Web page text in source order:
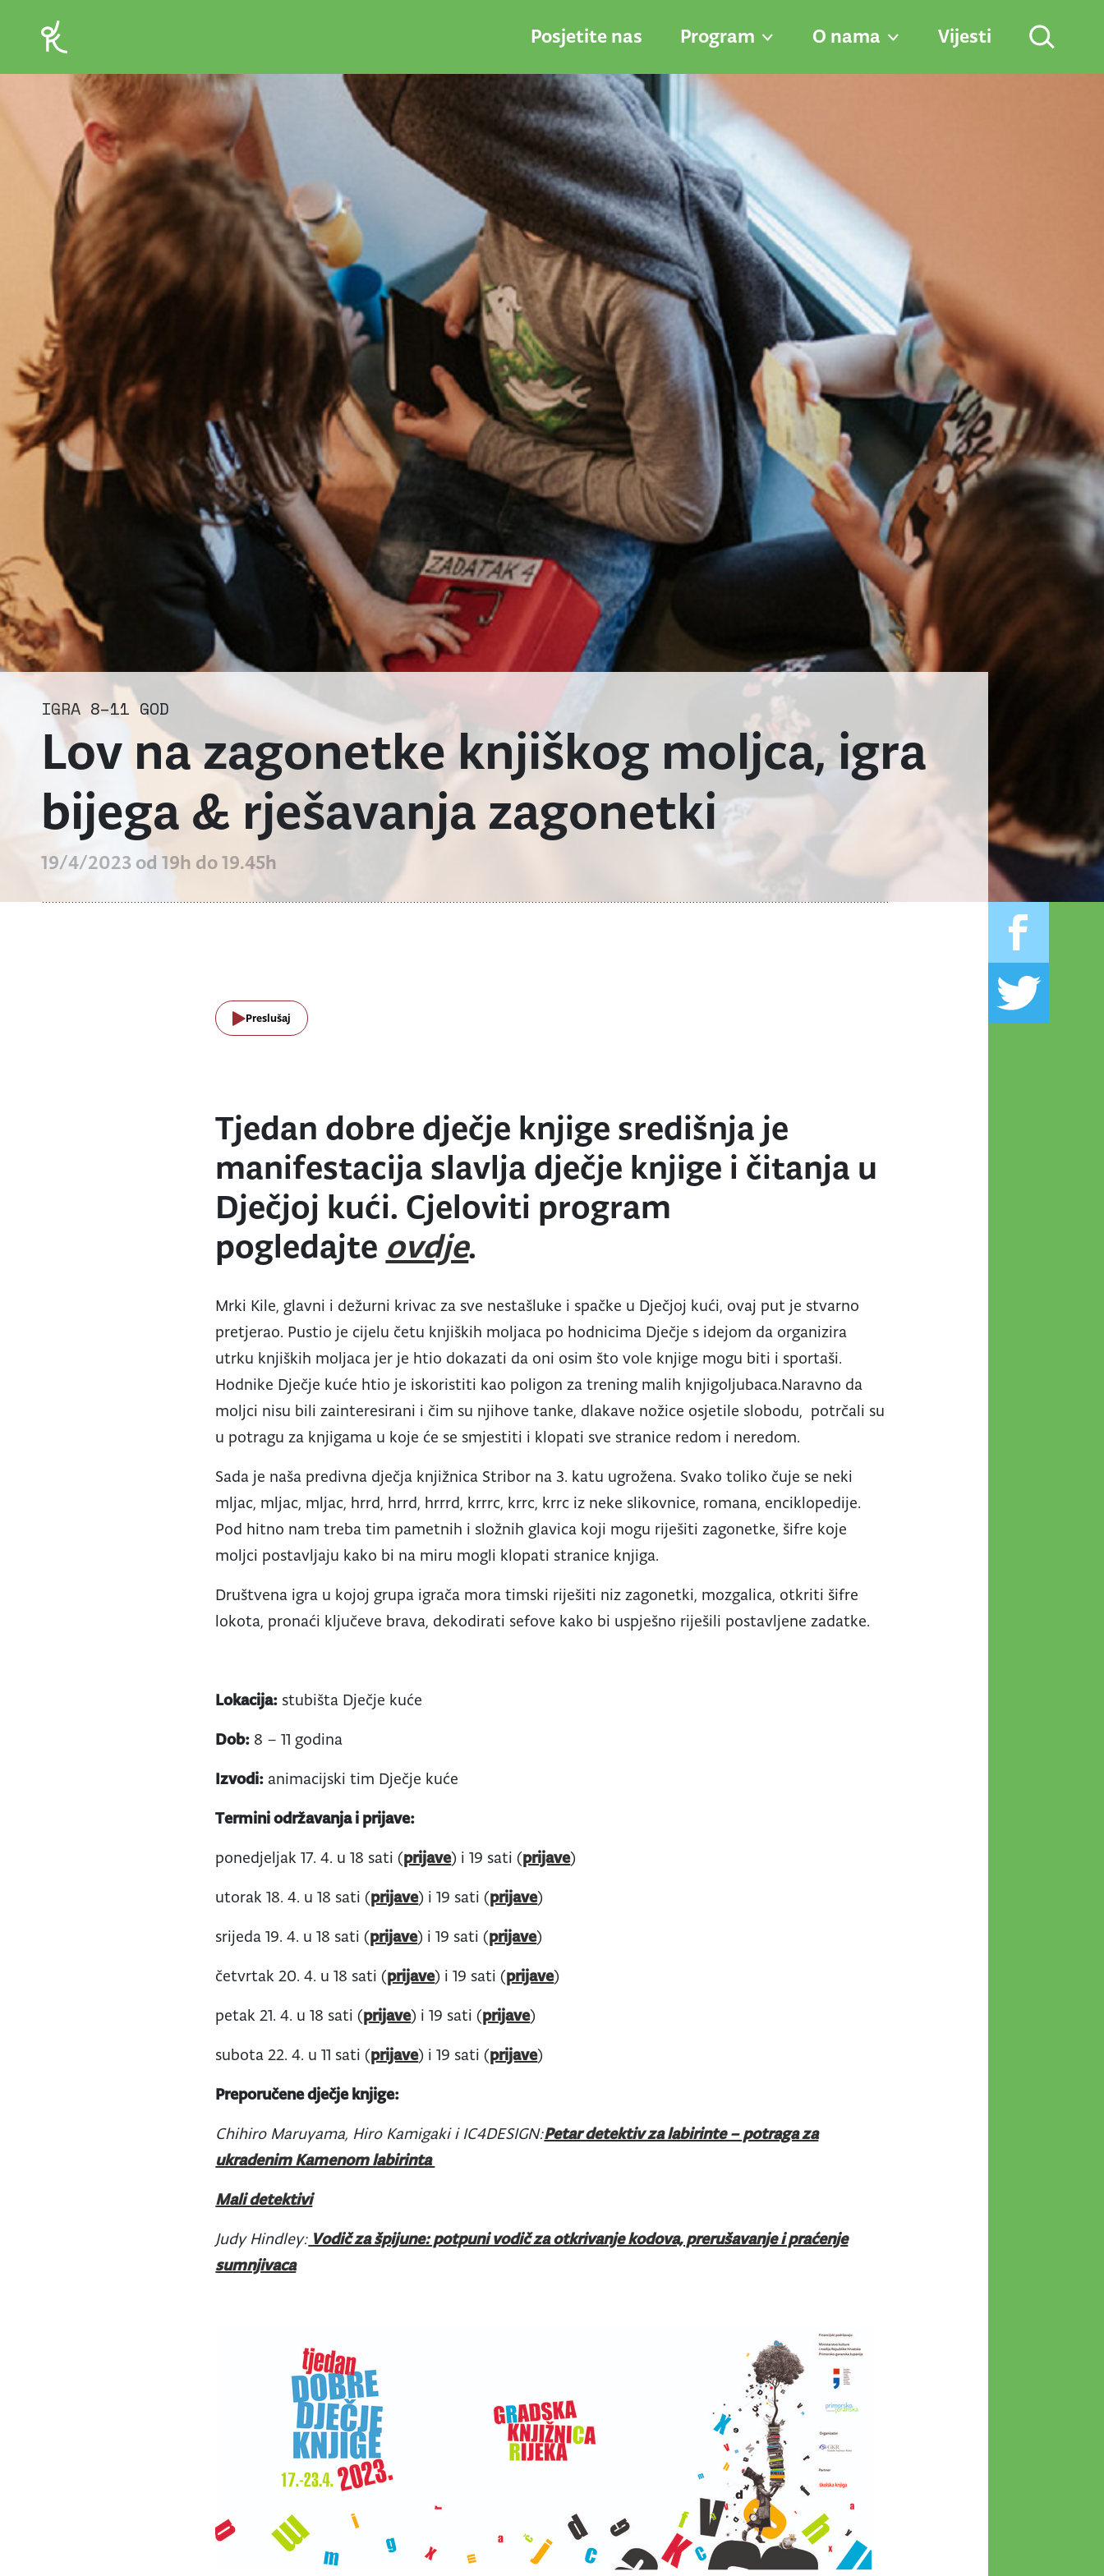
Posjetite nas Program O nama Vijesti
IGRA 8–11 GOD
Lov na zagonetke knjiškog moljca, igra
bijega & rješavanja zagonetki
19/4/2023 od 19h do 19.45h
Preslušaj
Tjedan dobre dječje knjige središnja je
manifestacija slavlja dječje knjige i čitanja u
Dječjoj kući. Cjeloviti program
pogledajte ovdje.
Mrki Kile, glavni i dežurni krivac za sve nestašluke i spačke u Dječjoj kući, ovaj put je stvarno
pretjerao. Pustio je cijelu četu knjiških moljaca po hodnicima Dječje s idejom da organizira
utrku knjiških moljaca jer je htio dokazati da oni osim što vole knjige mogu biti i sportaši.
Hodnike Dječje kuće htio je iskoristiti kao poligon za trening malih knjigoljubaca.Naravno da
moljci nisu bili zainteresirani i čim su njihove tanke, dlakave nožice osjetile slobodu, potrčali su
u potragu za knjigama u koje će se smjestiti i klopati sve stranice redom i neredom.
Sada je naša predivna dječja knjižnica Stribor na 3. katu ugrožena. Svako toliko čuje se neki
mljac, mljac, mljac, hrrd, hrrd, hrrrd, krrrc, krrc, krrc iz neke slikovnice, romana, enciklopedije.
Pod hitno nam treba tim pametnih i složnih glavica koji mogu riješiti zagonetke, šifre koje
moljci postavljaju kako bi na miru mogli klopati stranice knjiga.
Društvena igra u kojoj grupa igrača mora timski riješiti niz zagonetki, mozgalica, otkriti šifre
lokota, pronaći ključeve brava, dekodirati sefove kako bi uspješno riješili postavljene zadatke.
Lokacija: stubišta Dječje kuće
Dob: 8 – 11 godina
Izvodi: animacijski tim Dječje kuće
Termini održavanja i prijave:
ponedjeljak 17. 4. u 18 sati (prijave) i 19 sati (prijave)
utorak 18. 4. u 18 sati (prijave) i 19 sati (prijave)
srijeda 19. 4. u 18 sati (prijave) i 19 sati (prijave)
četvrtak 20. 4. u 18 sati (prijave) i 19 sati (prijave)
petak 21. 4. u 18 sati (prijave) i 19 sati (prijave)
subota 22. 4. u 11 sati (prijave) i 19 sati (prijave)
Preporučene dječje knjige:
Chihiro Maruyama, Hiro Kamigaki i IC4DESIGN:Petar detektiv za labirinte – potraga za
ukradenim Kamenom labirinta
Mali detektivi
Judy Hindley: Vodič za špijune: potpuni vodič za otkrivanje kodova, prerušavanje i praćenje
sumnjivaca